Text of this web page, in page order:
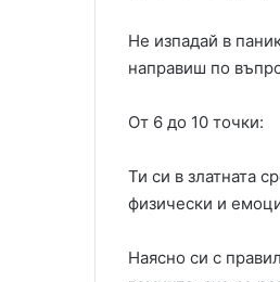
Не изпадай в
направиш по
От 6 до 10 точки:
Ти си в златната
физически и
Наясно си с